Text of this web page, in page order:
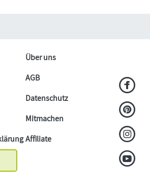
Über uns
AGB
Datenschutz
Mitmachen
Affiliate